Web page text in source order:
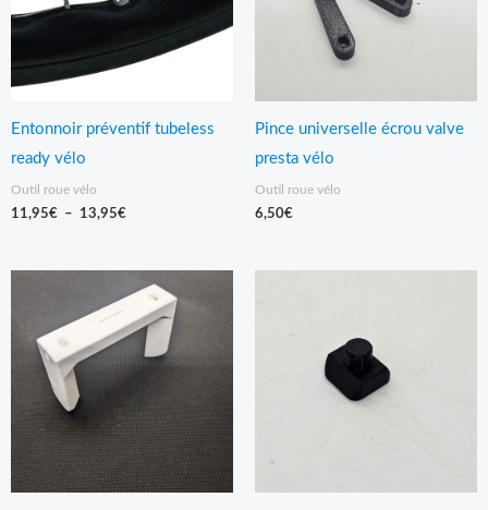
Entonnoir préventif tubeless
ready vélo
Outil roue vélo
11,95€ – 13,95€
Pince universelle écrou valve
presta vélo
Outil roue vélo
6,50€
de
prix :
14,95€
31,95€